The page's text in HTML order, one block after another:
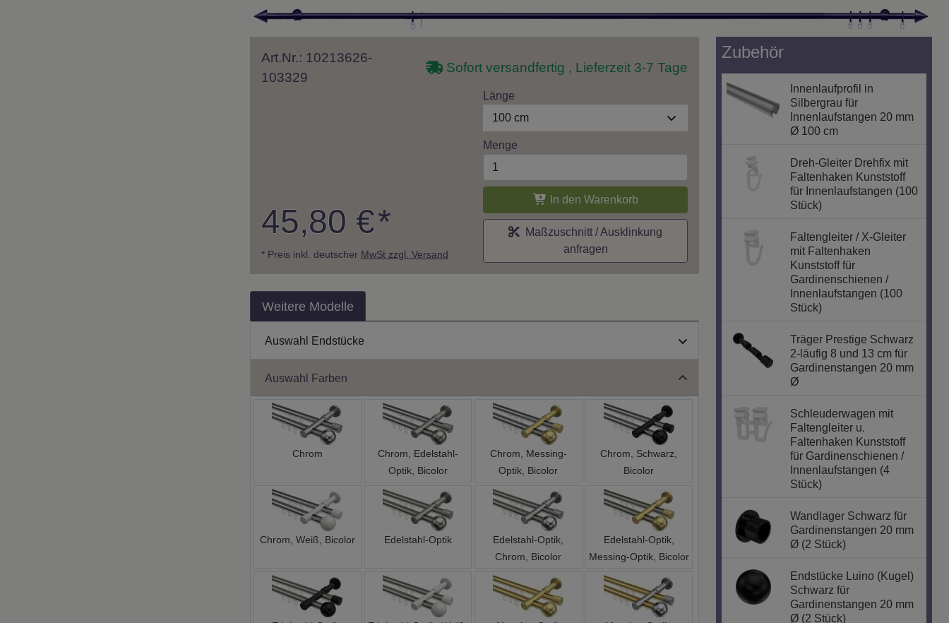
103329
45,80 €*
100 cm
Menge
In den Warenkorb
Maßzuschnitt / Ausklinkung
anfragen
Chrom
Chrom, Edelstahl-
Optik, Bicolor
Chrom, Messing-
Optik, Bicolor
Chrom, Schwarz,
Bicolor
Chrom, Weiß, Bicolor Edelstahl-Optik
Edelstahl-Optik,
Chrom, Bicolor
Edelstahl-Optik,
Messing-Optik, Bicolor
Edelstahl-Optik,
Edelstahl-Optik, Weiß,
Messing-Optik
Messing-Optik,
Zubehör
Silbergrau für
Innenlaufstangen 20 mm
Ø 100 cm
Faltenhaken Kunststoff
für Innenlaufstangen (100
Stück)
mit Faltenhaken
Kunststoff für
Gardinenschienen /
Innenlaufstangen (100
Stück)
2-läufig 8 und 13 cm für
Gardinenstangen 20 mm
Ø
Faltengleiter u.
Faltenhaken Kunststoff
für Gardinenschienen /
Innenlaufstangen (4
Stück)
Gardinenstangen 20 mm
Ø (2 Stück)
Schwarz für
Gardinenstangen 20 mm
Ø (2 Stück)